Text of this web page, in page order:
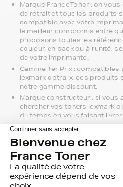
Marque FranceToner : on
de retrait et tous les produits
compatible avec votre
le meilleur compromis entre
proposons toutes les
couleur, en pack ou à l’unité,
de votre imprimante.
Gamme 1er Prix :
lexmark optra-x, ces produits
notre gamme discount.
Marque constructeur : si vous
chercher vos toners lexmark
du temps en vous faisant
Si vous avez la moindre
compatibilité de votre
imprimante lexmark
à votre écoute.